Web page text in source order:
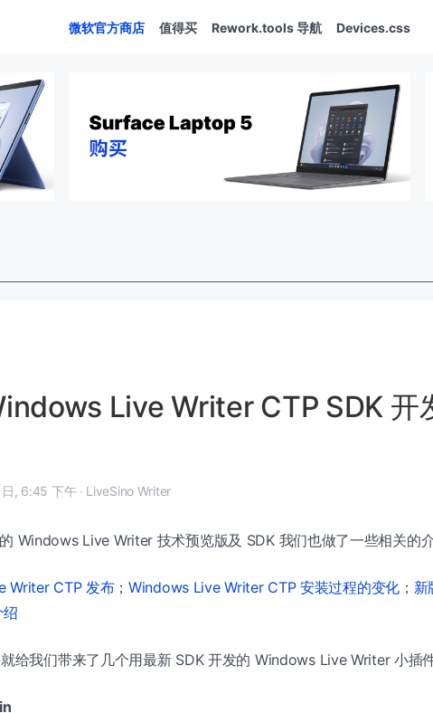
微软官方商店 值得买 Rework.tools 导航 Devices.css
Live Writer CTP SDK 开
2008 年 6 月 5 日, 6:45 下午 · LiveSino Writer
Windows Live Writer 技术预览版及 SDK 我们也做了一些相关的
Writer CTP 发布；Windows Live Writer CTP 安装过程的变化； 新
给我们带来了几个用最新 SDK 开发的 Windows Live Writer 小插件